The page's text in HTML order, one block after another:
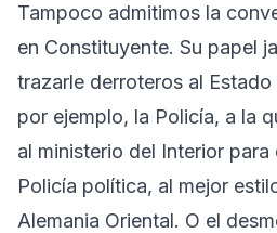
Tampoco admitimos la
en Constituyente. Su papel
trazarle derroteros al
por ejemplo, la Policía, a la
al ministerio del Interior
Policía política, al mejor
Alemania Oriental. O el